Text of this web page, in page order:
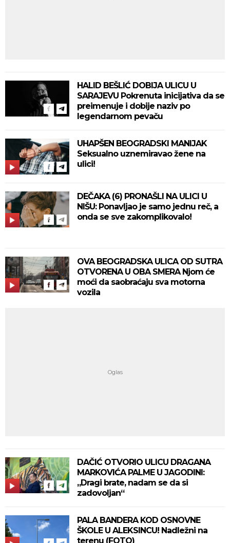
HALID BEŠLIĆ DOBIJA ULICU U
SARAJEVU Pokrenuta inicijativa da se
preimenuje i dobije naziv po
legendarnom pevaču
UHAPŠEN BEOGRADSKI MANIJAK
Seksualno uznemiravao žene na
ulici!
DEČAKA (6) PRONAŠLI NA ULICI U
NIŠU: Ponavljao je samo jednu reč, a
onda se sve zakomplikovalo!
OVA BEOGRADSKA ULICA OD SUTRA
OTVORENA U OBA SMERA Njom će
moći da saobraćaju sva motorna
vozila
DAČIĆ OTVORIO ULICU DRAGANA
MARKOVIĆA PALME U JAGODINI:
„Dragi brate, nadam se da si
zadovoljan“
PALA BANDERA KOD OSNOVNE
ŠKOLE U ALEKSINCU! Nadležni na
terenu (FOTO)